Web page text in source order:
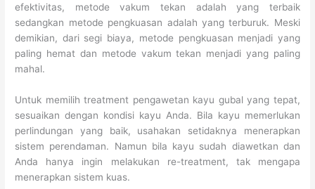
efektivitas, metode vakum tekan adalah yang terbaik
sedangkan metode pengkuasan adalah yang terburuk. Meski
demikian, dari segi biaya, metode pengkuasan menjadi yang
paling hemat dan metode vakum tekan menjadi yang paling
mahal.
Untuk memilih treatment pengawetan kayu gubal yang tepat,
sesuaikan dengan kondisi kayu Anda. Bila kayu memerlukan
perlindungan yang baik, usahakan setidaknya menerapkan
sistem perendaman. Namun bila kayu sudah diawetkan dan
Anda hanya ingin melakukan re-treatment, tak mengapa
menerapkan sistem kuas.